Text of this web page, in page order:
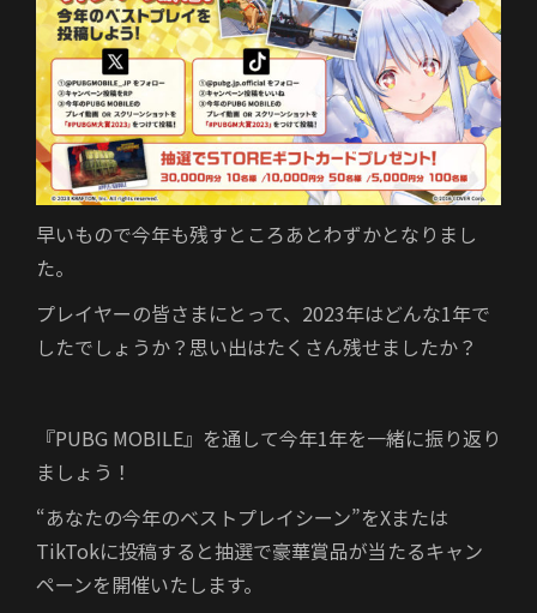
早いもので今年も残すところあとわずかとなりまし
た。
プレイヤーの皆さまにとって、2023年はどんな1年で
したでしょうか？思い出はたくさん残せましたか？
『PUBG MOBILE』を通して今年1年を一緒に振り返り
ましょう！
“あなたの今年のベストプレイシーン”をXまたは
TikTokに投稿すると抽選で豪華賞品が当たるキャン
ペーンを開催いたします。